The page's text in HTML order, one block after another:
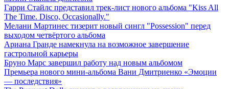
Гарри Стайлс представил трек-лист нового альбома "Kiss All
The Time. Disco, Occasionally."
Мелани Мартинес тизерит новый сингл "Possession" перед
выходом четвёртого альбома
Ариана Гранде намекнула на возможное завершение
гастрольной карьеры
Бруно Марс завершил работу над новым альбомом
Премьера нового мини-альбома Вани Дмитриенко «Эмоции
— последствия»